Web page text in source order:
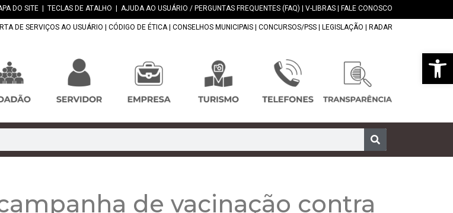
Abrir
DO SITE TECLAS DE ATALHO AJUDA AO USUÁRIO / PERGUNTAS FREQUENTES (FAQ) V-LIBRAS FALE CONOSCO
DE SERVIÇOS AO USUÁRIO CÓDIGO DE ÉTICA| CONSELHOS MUNICIPAIS CONCURSOS/PSS LEGISLAÇÃO RADAR
de vacinação contra